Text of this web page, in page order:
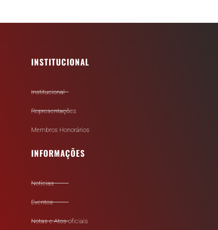
INSTITUCIONAL
Institucional
Representações
Membros Honorários
INFORMAÇÕES
Notícias
Eventos
Notas e Atos oficiais